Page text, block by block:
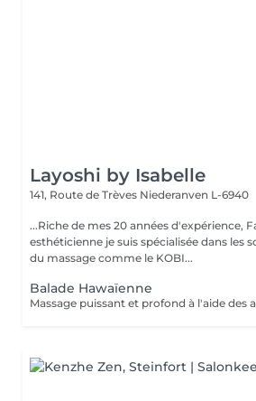
Layoshi by Isabelle
141, Route de Trèves Niederanven L-6940
...Riche de mes 20 années d'expérience,
esthéticienne je suis spécialisée dans les
du massage comme le KOBI...
Balade Hawaïenne